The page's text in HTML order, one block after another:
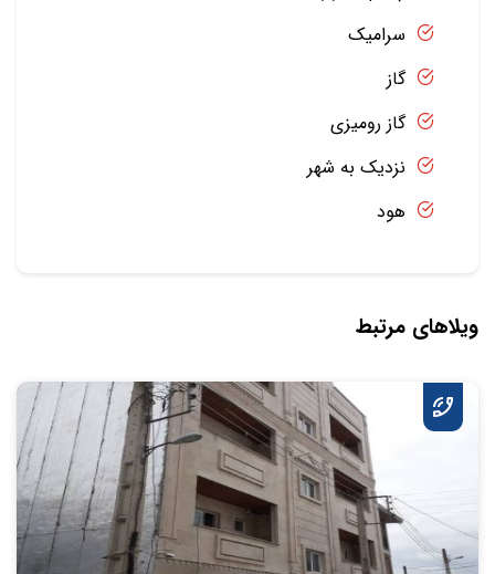
سرامیک
گاز
گاز رومیزی
نزدیک به شهر
هود
ویلاهای مرتبط